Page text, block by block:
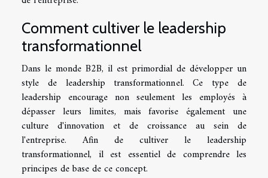
Comment cultiver le leadership
transformationnel
Dans le monde B2B, il est primordial de développer un
style de leadership transformationnel. Ce type de
leadership encourage non seulement les employés à
dépasser leurs limites, mais favorise également une
culture d'innovation et de croissance au sein de
l'entreprise. Afin de cultiver le leadership
transformationnel, il est essentiel de comprendre les
principes de base de ce concept.